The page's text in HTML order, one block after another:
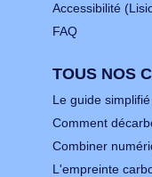
Accessibilité
FAQ
TOUS NOS
Le guide
Comment
Combiner
L'empreinte